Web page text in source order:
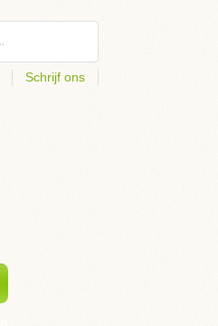
Schrijf ons